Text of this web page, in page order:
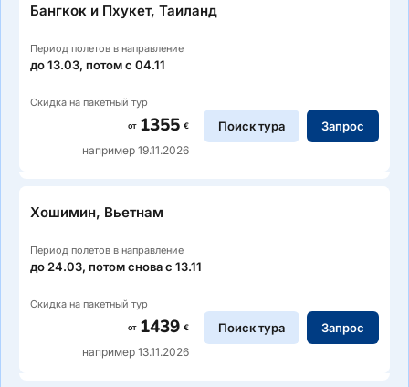
Бангкок и Пхукет, Таиланд
Период полетов в направление
до 13.03, потом с 04.11
Скидка на пакетный тур
от 1355 €
например 19.11.2026
Поиск тура Запрос
Хошимин, Вьетнам
Период полетов в направление
до 24.03, потом снова с 13.11
Скидка на пакетный тур
от 1439 €
например 13.11.2026
Поиск тура Запрос